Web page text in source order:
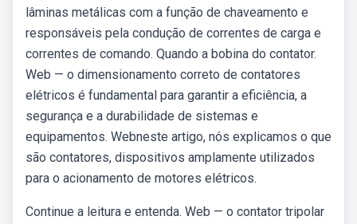
lâminas metálicas com a função de chaveamento e
responsáveis pela condução de correntes de carga e
correntes de comando. Quando a bobina do contator.
Web — o dimensionamento correto de contatores
elétricos é fundamental para garantir a eficiência, a
segurança e a durabilidade de sistemas e
equipamentos. Webneste artigo, nós explicamos o que
são contatores, dispositivos amplamente utilizados
para o acionamento de motores elétricos.
Continue a leitura e entenda. Web — o contator tripolar